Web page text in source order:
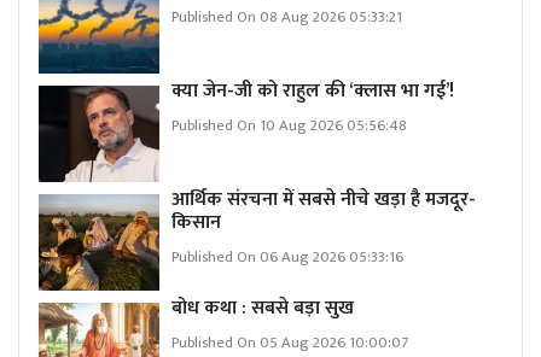
Published On 08 Aug 2026 05:33:21
क्या जेन-जी को राहुल की ‘क्लास भा गई’!
Published On 10 Aug 2026 05:56:48
आर्थिक संरचना में सबसे नीचे खड़ा है मजदूर-
किसान
Published On 06 Aug 2026 05:33:16
बोध कथा : सबसे बड़ा सुख
Published On 05 Aug 2026 10:00:07